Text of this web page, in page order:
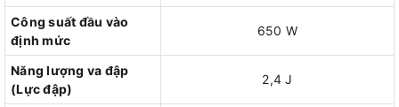
Công suất đầu vào
định mức
650 W
Năng lượng va đập
(Lực đập)
2,4 J